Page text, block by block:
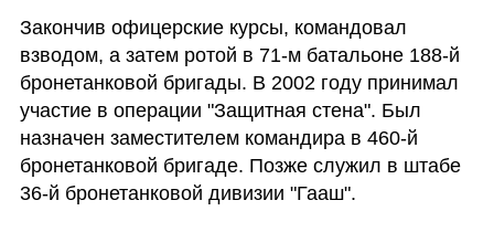
Закончив офицерские курсы, командовал
взводом, а затем ротой в 71-м батальоне 188-й
бронетанковой бригады. В 2002 году принимал
участие в операции "Защитная стена". Был
назначен заместителем командира в 460-й
бронетанковой бригаде. Позже служил в штабе
36-й бронетанковой дивизии "Гааш".